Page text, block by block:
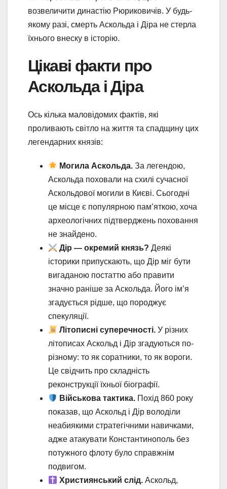
возвеличити династію Рюриковичів. У будь-
якому разі, смерть Аскольда і Діра не стерла
їхнього внеску в історію.
Цікаві факти про
Аскольда і Діра
Ось кілька маловідомих фактів, які
проливають світло на життя та спадщину цих
легендарних князів:
Могила Аскольда. За легендою,
Аскольда поховали на схилі сучасної
Аскольдової могили в Києві. Сьогодні
це місце є популярною пам’яткою, хоча
археологічних підтверджень поховання
не знайдено.
Дір — окремий князь? Деякі
історики припускають, що Дір міг бути
вигаданою постаттю або правити
значно раніше за Аскольда. Його ім’я
згадується рідше, що породжує
спекуляції.
Літописні суперечності. У різних
літописах Аскольд і Дір згадуються по-
різному: то як соратники, то як вороги.
Це свідчить про складність
реконструкції їхньої біографії.
Військова тактика. Похід 860 року
показав, що Аскольд і Дір володіли
неабиякими стратегічними навичками,
адже атакувати Константинополь без
потужного флоту було справжнім
подвигом.
Християнський слід. Аскольд,